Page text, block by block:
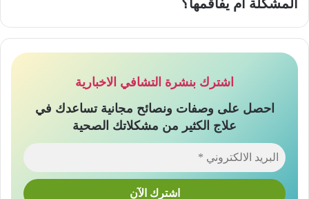
المشكلة أم يفاقمها؟
اشترك بنشرة التشافي الاخبارية
احصل على وصفات ونصائح مجانية تساعدك في
علاج الكثير من مشكلاتك الصحية